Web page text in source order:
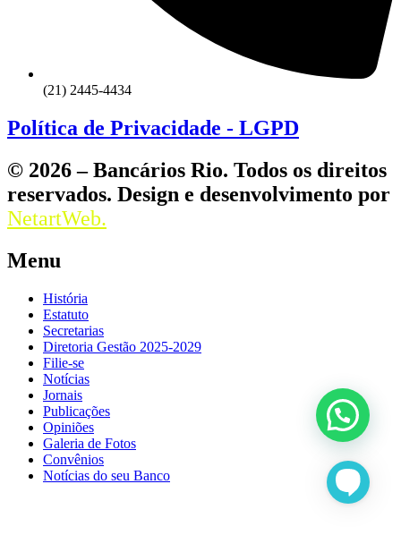
(21) 2445-4434
Política de Privacidade - LGPD
© 2026 – Bancários Rio. Todos os direitos
reservados. Design e desenvolvimento por
NetartWeb.
Menu
História
Estatuto
Secretarias
Diretoria Gestão 2025-2029
Filie-se
Notícias
Jornais
Publicações
Opiniões
Galeria de Fotos
Convênios
Notícias do seu Banco